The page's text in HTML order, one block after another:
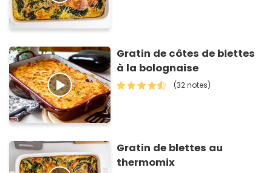
Gratin de côtes de blettes
à la bolognaise
(32 notes)
Gratin de blettes au
thermomix